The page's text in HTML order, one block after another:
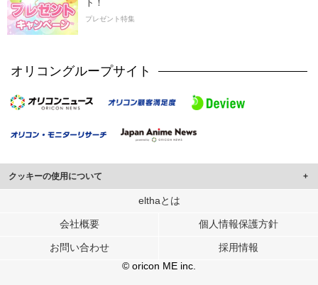
ト！
プレゼント特集
オリコングループサイト
クッキーの使用について
このサイトでは Cookie を使用して、ユーザーに合わせたコンテンツや広告の
行っています。
メディアや広告配信、データ解析の各パートナーに提供しています。
各パートナーは、この情報とユーザーが各パートナーに提供した他の情報や、
ユーザーが各パートナーのサービスを使用したときに収集した他の情報を組み
elthaとは
会社概要 個人情報保護方針
お問い合わせ
採用情報
© oricon ME inc.